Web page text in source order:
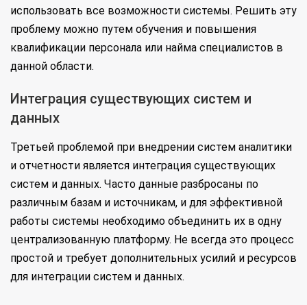
использовать все возможности системы. Решить эту
проблему можно путем обучения и повышения
квалификации персонала или найма специалистов в
данной области.
Интеграция существующих систем и
данных
Третьей проблемой при внедрении систем аналитики
и отчетности является интеграция существующих
систем и данных. Часто данные разбросаны по
различным базам и источникам, и для эффективной
работы системы необходимо объединить их в одну
централизованную платформу. Не всегда это процесс
простой и требует дополнительных усилий и ресурсов
для интеграции систем и данных.